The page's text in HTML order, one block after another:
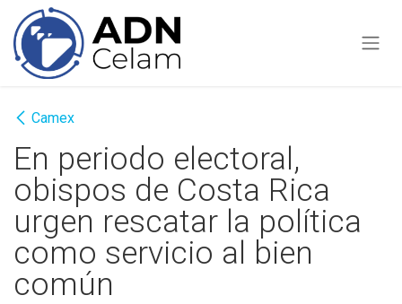
Ir al contenido
Camex
En periodo electoral,
obispos de Costa Rica
urgen rescatar la política
como servicio al bien
común